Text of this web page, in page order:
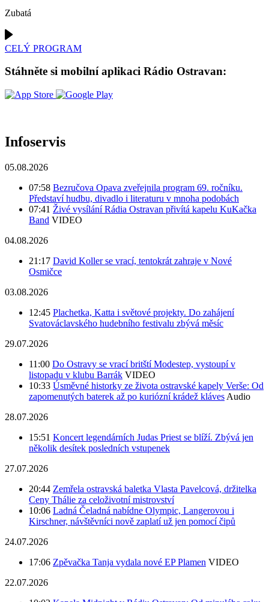
Zubatá
CELÝ PROGRAM
Stáhněte si mobilní aplikaci Rádio Ostravan:
Infoservis
05.08.2026
07:58 Bezručova Opava zveřejnila program 69. ročníku.
Představí hudbu, divadlo i literaturu v mnoha podobách
07:41 Živé vysílání Rádia Ostravan přivítá kapelu KuKačka
Band VIDEO
04.08.2026
21:17 David Koller se vrací, tentokrát zahraje v Nové
Osmičce
03.08.2026
12:45 Plachetka, Katta i světové projekty. Do zahájení
Svatováclavského hudebního festivalu zbývá měsíc
29.07.2026
11:00 Do Ostravy se vrací britští Modestep, vystoupí v
listopadu v klubu Barrák VIDEO
10:33 Úsměvné historky ze života ostravské kapely Verše: Od
zapomenutých baterek až po kuriózní krádež kláves Audio
28.07.2026
15:51 Koncert legendárních Judas Priest se blíží. Zbývá jen
několik desítek posledních vstupenek
27.07.2026
20:44 Zemřela ostravská baletka Vlasta Pavelcová, držitelka
Ceny Thálie za celoživotní mistrovství
10:06 Ladná Čeladná nabídne Olympic, Langerovou i
Kirschner, návštěvníci nově zaplatí už jen pomocí čipů
24.07.2026
17:06 Zpěvačka Tanja vydala nové EP Plamen VIDEO
22.07.2026